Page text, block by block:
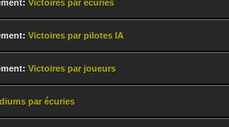
Victoires par écuries
Victoires par pilotes IA
Victoires par joueurs
par écuries